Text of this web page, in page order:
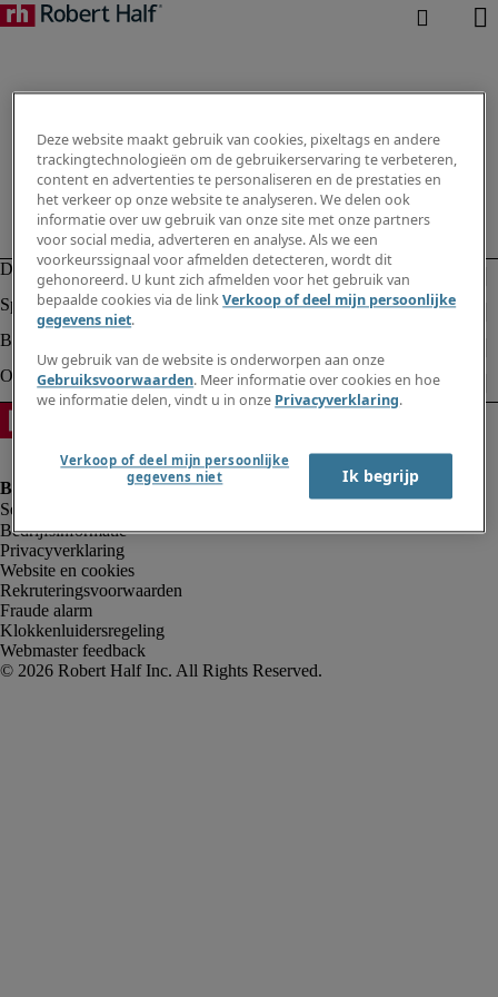
Bedrijfsinformatie
Privacyverklaring
Website en cookies
Rekruteringsvoorwaarden
Fraude alarm
Klokkenluidersregeling
Webmaster feedback
Deze website maakt gebruik van cookies, pixeltags en andere
trackingtechnologieën om de gebruikerservaring te verbeteren,
content en advertenties te personaliseren en de prestaties en
het verkeer op onze website te analyseren. We delen ook
informatie over uw gebruik van onze site met onze partners
voor social media, adverteren en analyse. Als we een
voorkeurssignaal voor afmelden detecteren, wordt dit
gehonoreerd. U kunt zich afmelden voor het gebruik van
bepaalde cookies via de linkVerkoop of deel mijn persoonlijke
gegevens niet.
Uw gebruik van de website is onderworpen aan onze
Gebruiksvoorwaarden. Meer informatie over cookies en hoe
we informatie delen, vindt u in onze Privacyverklaring.
Verkoop of deel mijn persoonlijke
gegevens niet
Ik begrijp